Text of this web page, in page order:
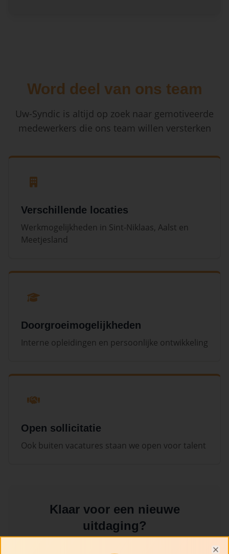
Word deel van ons team
Uw-Syndic is altijd op zoek naar gemotiveerde
medewerkers die ons team willen versterken
Verschillende locaties
Werkmogelijkheden in Sint-Niklaas, Aalst en
Meetjesland
Doorgroeimogelijkheden
Interne opleidingen en persoonlijke ontwikkeling
Open sollicitatie
Ook buiten vacatures staan we open voor talent
Klaar voor een nieuwe
uitdaging?